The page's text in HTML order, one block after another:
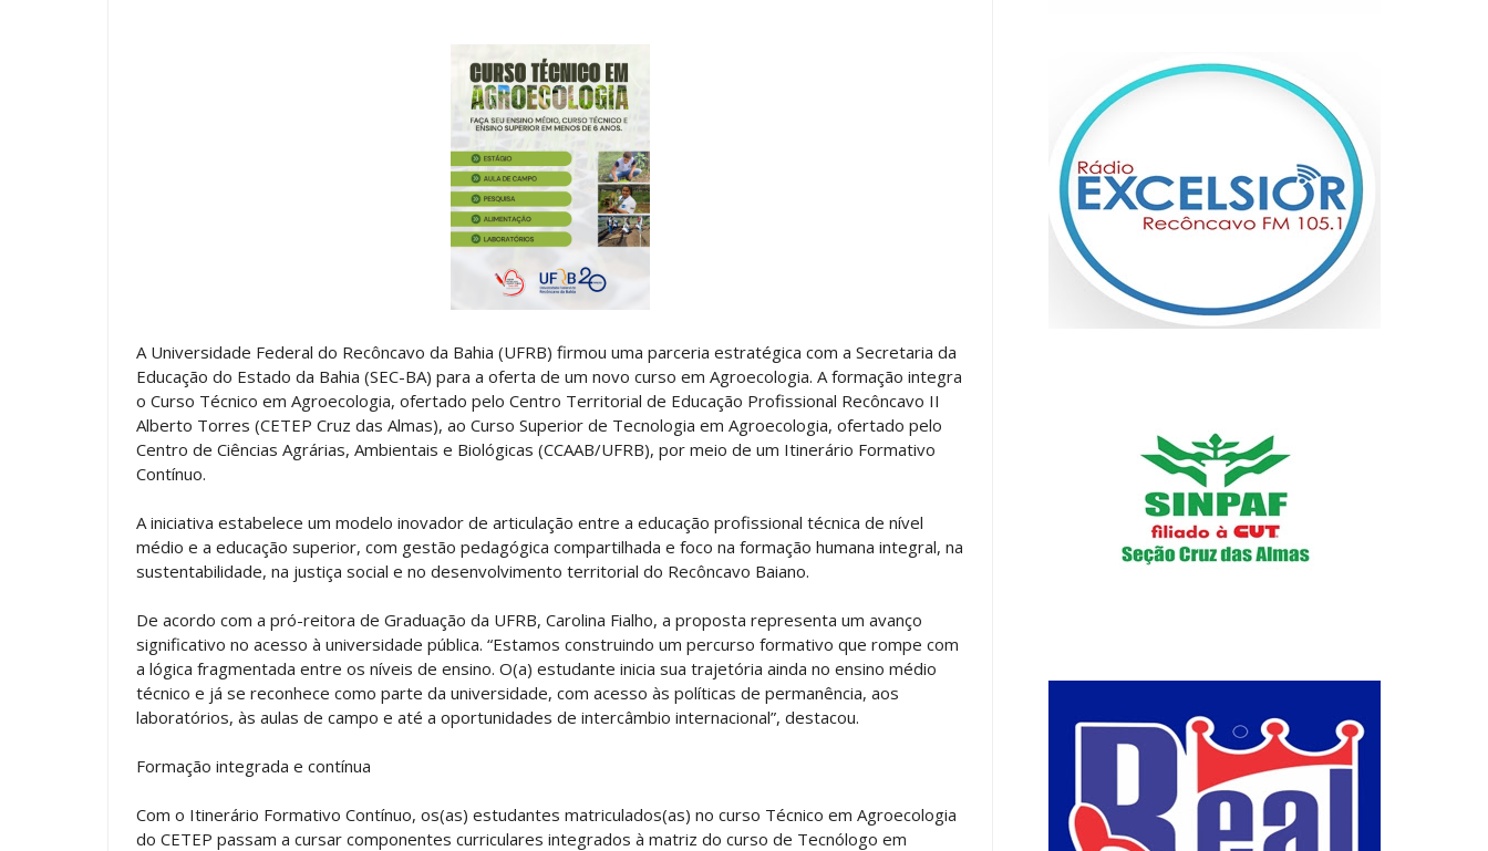
A Universidade Federal do Recôncavo da Bahia (UFRB) firmou uma parceria estratégica com a Secretaria da
Educação do Estado da Bahia (SEC-BA) para a oferta de um novo curso em Agroecologia. A formação integra
o Curso Técnico em Agroecologia, ofertado pelo Centro Territorial de Educação Profissional Recôncavo II
Alberto Torres (CETEP Cruz das Almas), ao Curso Superior de Tecnologia em Agroecologia, ofertado pelo
Centro de Ciências Agrárias, Ambientais e Biológicas (CCAAB/UFRB), por meio de um Itinerário Formativo
Contínuo.
A iniciativa estabelece um modelo inovador de articulação entre a educação profissional técnica de nível
médio e a educação superior, com gestão pedagógica compartilhada e foco na formação humana integral, na
sustentabilidade, na justiça social e no desenvolvimento territorial do Recôncavo Baiano.
De acordo com a pró-reitora de Graduação da UFRB, Carolina Fialho, a proposta representa um avanço
significativo no acesso à universidade pública. “Estamos construindo um percurso formativo que rompe com
a lógica fragmentada entre os níveis de ensino. O(a) estudante inicia sua trajetória ainda no ensino médio
técnico e já se reconhece como parte da universidade, com acesso às políticas de permanência, aos
laboratórios, às aulas de campo e até a oportunidades de intercâmbio internacional”, destacou.
Formação integrada e contínua
Com o Itinerário Formativo Contínuo, os(as) estudantes matriculados(as) no curso Técnico em Agroecologia
do CETEP passam a cursar componentes curriculares integrados à matriz do curso de Tecnólogo em